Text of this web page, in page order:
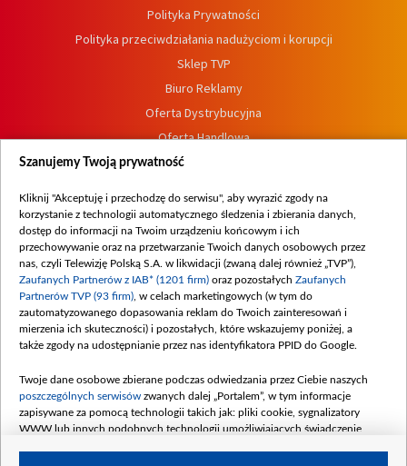
Polityka Prywatności
Polityka przeciwdziałania nadużyciom i korupcji
Sklep TVP
Biuro Reklamy
Oferta Dystrybucyjna
Oferta Handlowa
Dostępność
Procedura zgłoszeń wewnętrznych
Szanujemy Twoją prywatność
Kliknij "Akceptuję i przechodzę do serwisu", aby wyrazić zgody na
korzystanie z technologii automatycznego śledzenia i zbierania danych,
dostęp do informacji na Twoim urządzeniu końcowym i ich
przechowywanie oraz na przetwarzanie Twoich danych osobowych przez
nas, czyli Telewizję Polską S.A. w likwidacji (zwaną dalej również „TVP”),
Zaufanych Partnerów z IAB* (1201 firm) oraz pozostałych Zaufanych
Partnerów TVP (93 firm) , w celach marketingowych (w tym do
zautomatyzowanego dopasowania reklam do Twoich zainteresowań i
mierzenia ich skuteczności) i pozostałych, które wskazujemy poniżej, a
także zgody na udostępnianie przez nas identyfikatora PPID do Google.
Twoje dane osobowe zbierane podczas odwiedzania przez Ciebie naszych
poszczególnych serwisów zwanych dalej „Portalem”, w tym informacje
zapisywane za pomocą technologii takich jak: pliki cookie, sygnalizatory
WWW lub innych podobnych technologii umożliwiających świadczenie